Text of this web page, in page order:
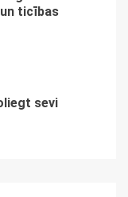
ticības
sevi